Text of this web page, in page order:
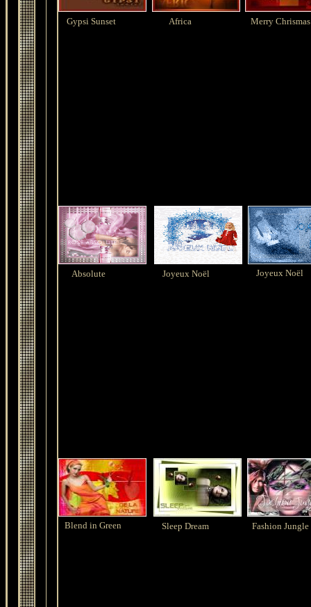
Gypsi Sunset Africa Merry Chrismas
Absolute Joyeux Noël Joyeux Noël
Blend in Green Sleep Dream Fashion Jungle